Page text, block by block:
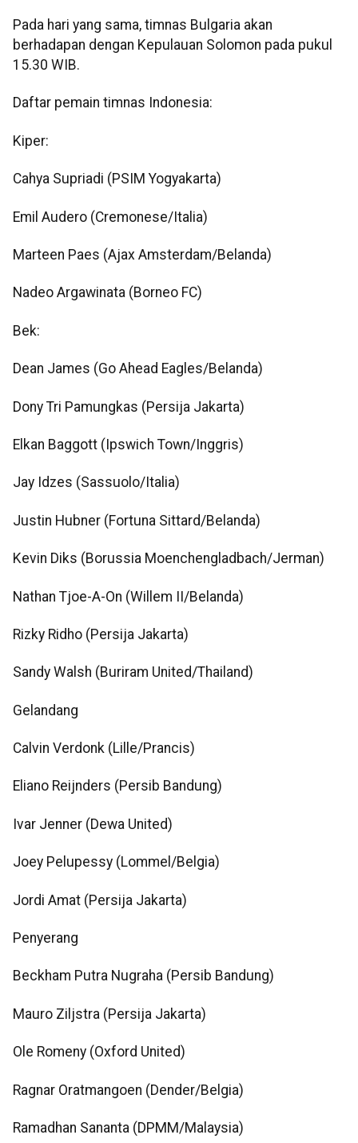
Pada hari yang sama, timnas Bulgaria akan
berhadapan dengan Kepulauan Solomon pada pukul
15.30 WIB.
Daftar pemain timnas Indonesia:
Kiper:
Cahya Supriadi (PSIM Yogyakarta)
Emil Audero (Cremonese/Italia)
Marteen Paes (Ajax Amsterdam/Belanda)
Nadeo Argawinata (Borneo FC)
Bek:
Dean James (Go Ahead Eagles/Belanda)
Dony Tri Pamungkas (Persija Jakarta)
Elkan Baggott (Ipswich Town/Inggris)
Jay Idzes (Sassuolo/Italia)
Justin Hubner (Fortuna Sittard/Belanda)
Kevin Diks (Borussia Moenchengladbach/Jerman)
Nathan Tjoe-A-On (Willem II/Belanda)
Rizky Ridho (Persija Jakarta)
Sandy Walsh (Buriram United/Thailand)
Gelandang
Calvin Verdonk (Lille/Prancis)
Eliano Reijnders (Persib Bandung)
Ivar Jenner (Dewa United)
Joey Pelupessy (Lommel/Belgia)
Jordi Amat (Persija Jakarta)
Penyerang
Beckham Putra Nugraha (Persib Bandung)
Mauro Ziljstra (Persija Jakarta)
Ole Romeny (Oxford United)
Ragnar Oratmangoen (Dender/Belgia)
Ramadhan Sananta (DPMM/Malaysia)